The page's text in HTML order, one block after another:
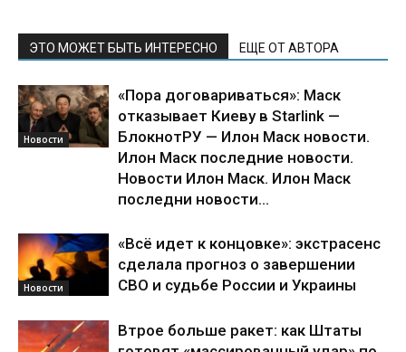
ЭТО МОЖЕТ БЫТЬ ИНТЕРЕСНО ЕЩЕ ОТ АВТОРА
Новости
«Пора договариваться»: Маск
отказывает Киеву в Starlink —
БлокнотРУ — Илон Маск новости.
Илон Маск последние новости.
Новости Илон Маск. Илон Маск
последни новости...
Новости
«Всё идет к концовке»: экстрасенс
сделала прогноз о завершении
СВО и судьбе России и Украины
Втрое больше ракет: как Штаты